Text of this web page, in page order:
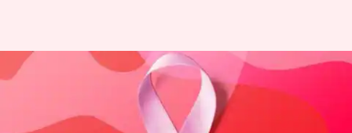
#WorldCancerDay: ज़्यादातर
लोग कैंसर से जुड़ी इन बातों को मानते
हैं सच, जानें सच्चाई